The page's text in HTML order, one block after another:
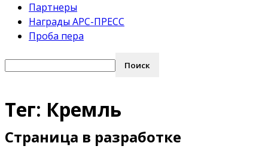
Партнеры
Награды АРС-ПРЕСС
Проба пера
Тег: Кремль
Страница в разработке